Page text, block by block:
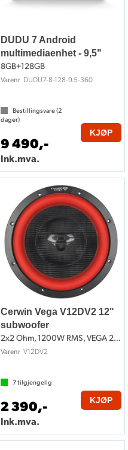
DUDU 7 Android
multimediaenhet - 9,5"
8GB+128GB
Varenr DUDU7-8-128-9.5-360
Bestillingsvare (2
dager)
9 490,-
Ink.mva.
KJØP
Cerwin Vega V12DV2 12"
subwoofer
2x2 Ohm, 1200W RMS, VEGA 2025 Edition
Varenr V12DV2
7tilgjengelig
2 390,-
Ink.mva.
KJØP